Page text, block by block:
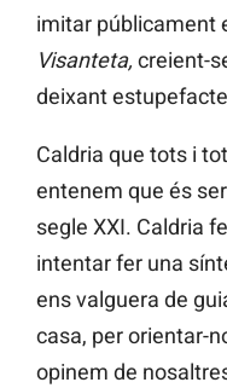
imitar públicament
Visanteta, creient-
deixant
Caldria que tots i
entenem que és
segle XXI. Caldria
intentar fer una
ens valguera de
casa, per orientar-
opinem de